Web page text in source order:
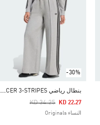
-30%
ب
نطال رياضي ADICOLOR SPACER 3-STRIPES
Price Reduced From
KD 34.25
To KD 22.27
النساء Originals